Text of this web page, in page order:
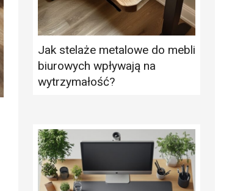
Jak stelaże metalowe do mebli
biurowych wpływają na
wytrzymałość?